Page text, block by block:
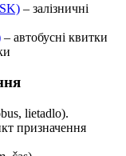
– залізничні
– автобусні квитки
lietadlo).
призначення